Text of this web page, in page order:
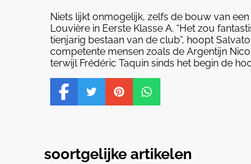
Niets lijkt onmogelijk, zelfs de bouw van
Louvière in Eerste Klasse A. “Het zou
tienjarig bestaan van de club”, hoopt
competente mensen zoals de Argentijn
terwijl Frédéric Taquin sinds het begin de
soortgelijke artikelen